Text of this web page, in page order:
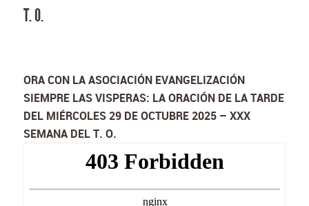
T. O.
ORA CON LA ASOCIACIÓN EVANGELIZACIÓN
SIEMPRE LAS VISPERAS: LA ORACIÓN DE LA TARDE
DEL MIÉRCOLES 29 DE OCTUBRE 2025 – XXX
SEMANA DEL T. O.